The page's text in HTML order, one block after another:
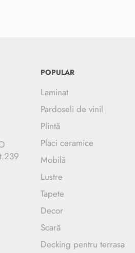
POPULAR
Laminat
Pardoseli de vinil
Plintă
Placi ceramice
Mobilă
Lustre
Tapete
Decor
Scară
Decking pentru terrasa